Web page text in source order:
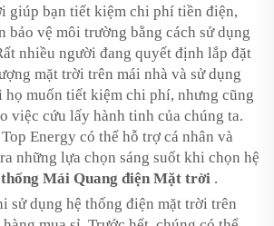
giúp bạn tiết kiệm chi phí tiền điện,
bảo vệ môi trường bằng cách sử dụng
nhiều người đang quyết định lắp đặt
mặt trời trên mái nhà và sử dụng
họ muốn tiết kiệm chi phí, nhưng cũng
việc cứu lấy hành tinh của chúng ta.
Energy có thể hỗ trợ cá nhân và
những lựa chọn sáng suốt khi chọn hệ
Mái Quang điện Mặt trời .
sử dụng hệ thống điện mặt trời trên